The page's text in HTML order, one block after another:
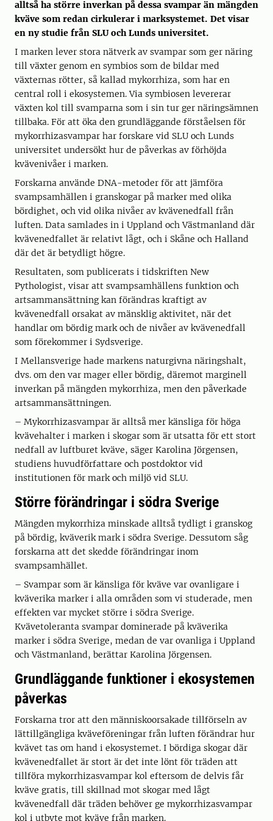
alltså ha större inverkan på dessa svampar än mängden
kväve som redan cirkulerar i marksystemet. Det visar
en ny studie från SLU och Lunds universitet.
I marken lever stora nätverk av svampar som ger näring
till växter genom en symbios som de bildar med
växternas rötter, så kallad mykorrhiza, som har en
central roll i ekosystemen. Via symbiosen levererar
växten kol till svamparna som i sin tur ger näringsämnen
tillbaka. För att öka den grundläggande förståelsen för
mykorrhizasvampar har forskare vid SLU och Lunds
universitet undersökt hur de påverkas av förhöjda
kvävenivåer i marken.
Forskarna använde DNA-metoder för att jämföra
svampsamhällen i granskogar på marker med olika
bördighet, och vid olika nivåer av kvävenedfall från
luften. Data samlades in i Uppland och Västmanland där
kvävenedfallet är relativt lågt, och i Skåne och Halland
där det är betydligt högre.
Resultaten, som publicerats i tidskriften New
Pythologist, visar att svampsamhällens funktion och
artsammansättning kan förändras kraftigt av
kvävenedfall orsakat av mänsklig aktivitet, när det
handlar om bördig mark och de nivåer av kvävenedfall
som förekommer i Sydsverige.
I Mellansverige hade markens naturgivna näringshalt,
dvs. om den var mager eller bördig, däremot marginell
inverkan på mängden mykorrhiza, men den påverkade
artsammansättningen.
– Mykorrhizasvampar är alltså mer känsliga för höga
kvävehalter i marken i skogar som är utsatta för ett stort
nedfall av luftburet kväve, säger Karolina Jörgensen,
studiens huvudförfattare och postdoktor vid
institutionen för mark och miljö vid SLU.
Större förändringar i södra Sverige
Mängden mykorrhiza minskade alltså tydligt i granskog
på bördig, kväverik mark i södra Sverige. Dessutom såg
forskarna att det skedde förändringar inom
svampsamhället.
– Svampar som är känsliga för kväve var ovanligare i
kväverika marker i alla områden som vi studerade, men
effekten var mycket större i södra Sverige.
Kvävetoleranta svampar dominerade på kväverika
marker i södra Sverige, medan de var ovanliga i Uppland
och Västmanland, berättar Karolina Jörgensen.
Grundläggande funktioner i ekosystemen
påverkas
Forskarna tror att den människoorsakade tillförseln av
lättillgängliga kväveföreningar från luften förändrar hur
kvävet tas om hand i ekosystemet. I bördiga skogar där
kvävenedfallet är stort är det inte lönt för träden att
tillföra mykorrhizasvampar kol eftersom de delvis får
kväve gratis, till skillnad mot skogar med lågt
kvävenedfall där träden behöver ge mykorrhizasvampar
kol i utbyte mot kväve från marken.